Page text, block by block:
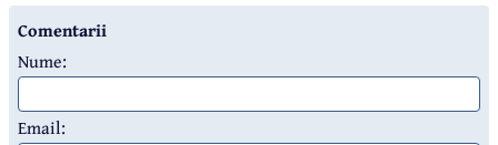
Comentarii
Nume:
Email: